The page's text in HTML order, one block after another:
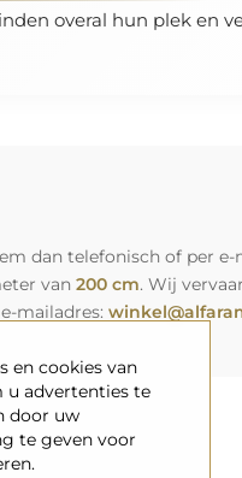
overal hun plek en
dan telefonisch of per
van 200 cm. Wij
mailadres:
en cookies van
u advertenties te
door uw
te geven voor